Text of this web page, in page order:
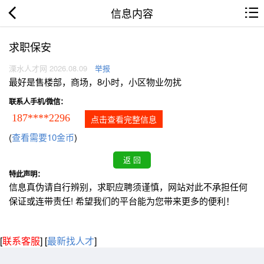
信息内容
求职保安
溧水人才网 2026.08.09 举报
最好是售楼部，商场，8小时，小区物业勿扰
联系人手机/微信：
187****2296 点击查看完整信息
(查看需要10金币)
特此声明：
信息真伪请自行辨别，求职应聘须谨慎，网站对此不承担任何
保证或连带责任! 希望我们的平台能为您带来更多的便利！
[联系客服] [最新找人才]